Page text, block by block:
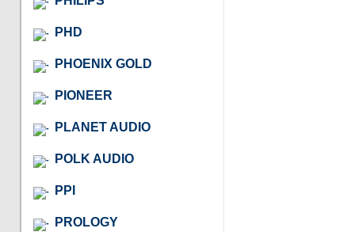
PHD
PHOENIX GOLD
PIONEER
PLANET AUDIO
POLK AUDIO
PPI
PROLOGY